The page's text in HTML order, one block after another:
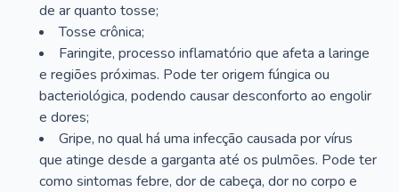
de ar quanto tosse;
Tosse crônica;
Faringite, processo inflamatório que afeta a laringe
e regiões próximas. Pode ter origem fúngica ou
bacteriológica, podendo causar desconforto ao engolir
e dores;
Gripe, no qual há uma infecção causada por vírus
que atinge desde a garganta até os pulmões. Pode ter
como sintomas febre, dor de cabeça, dor no corpo e